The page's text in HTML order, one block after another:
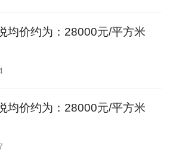
均价约为：28000元/平方米
均价约为：28000元/平方米